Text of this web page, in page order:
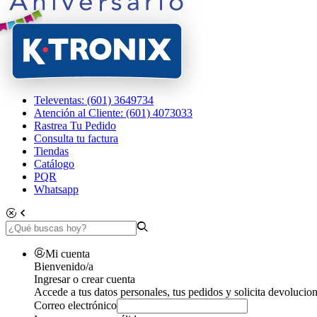
Televentas: (601) 3649734
Atención al Cliente: (601) 4073033
Rastrea Tu Pedido
Consulta tu factura
Tiendas
Catálogo
PQR
Whatsapp
Mi cuenta
Bienvenido/a
Ingresar o crear cuenta
Accede a tus datos personales, tus pedidos y solicita
Correo electrónico